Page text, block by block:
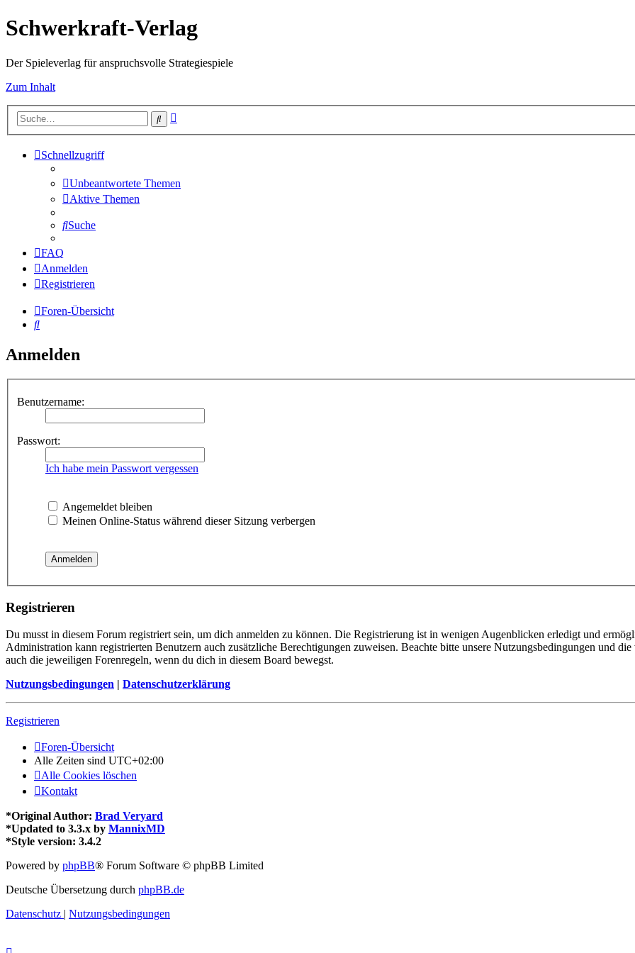
Schwerkraft-Verlag
Der Spieleverlag für anspruchsvolle Strategiespiele
Zum Inhalt
Suche
Schnellzugriff
Unbeantwortete Themen
Aktive Themen
Suche
FAQ
Anmelden
Registrieren
Foren-Übersicht
Suche
Anmelden
Benutzername:
Passwort:
Ich habe mein Passwort vergessen
Angemeldet bleiben
Meinen Online-Status während dieser Sitzung verbergen
Registrieren
Du musst in diesem Forum registriert sein, um dich anmelden zu können. Die Registrierung ist in wenigen Augenblicken erledigt und
Administration kann registrierten Benutzern auch zusätzliche Berechtigungen zuweisen. Beachte bitte unsere Nutzungsbedingungen und
auch die jeweiligen Forenregeln, wenn du dich in diesem Board bewegst.
Nutzungsbedingungen | Datenschutzerklärung
Registrieren
Foren-Übersicht
Alle Zeiten sind UTC+02:00
Alle Cookies löschen
Kontakt
*Original Author: Brad Veryard
*Updated to 3.3.x by MannixMD
*Style version: 3.4.2
Powered by phpBB® Forum Software © phpBB Limited
Deutsche Übersetzung durch phpBB.de
Datenschutz | Nutzungsbedingungen